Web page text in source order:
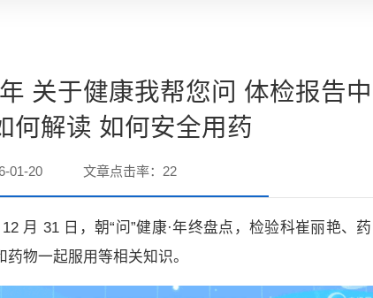
关于健康我帮您问 体检报告
何解读 如何安全用药
01-20 文章点击率： 22
月 31 日，朝“问”健康·年终盘点，检验科崔丽艳、
物一起服用等相关知识。